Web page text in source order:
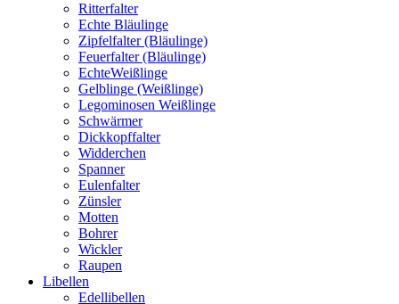
Ritterfalter
Echte Bläulinge
Zipfelfalter (Bläulinge)
Feuerfalter (Bläulinge)
EchteWeißlinge
Gelblinge (Weißlinge)
Legominosen Weißlinge
Schwärmer
Dickkopffalter
Widderchen
Spanner
Eulenfalter
Zünsler
Motten
Bohrer
Wickler
Raupen
Libellen
Edellibellen